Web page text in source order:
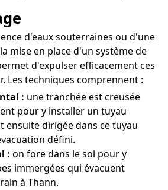
d'eaux souterraines ou d'une
mise en place d'un système de
d'expulser efficacement ces
Les techniques comprennent :
: une tranchée est creusée
pour y installer un tuyau
ensuite dirigée dans ce tuyau
défini.
: on fore dans le sol pour y
immergées qui évacuent
à Thann.